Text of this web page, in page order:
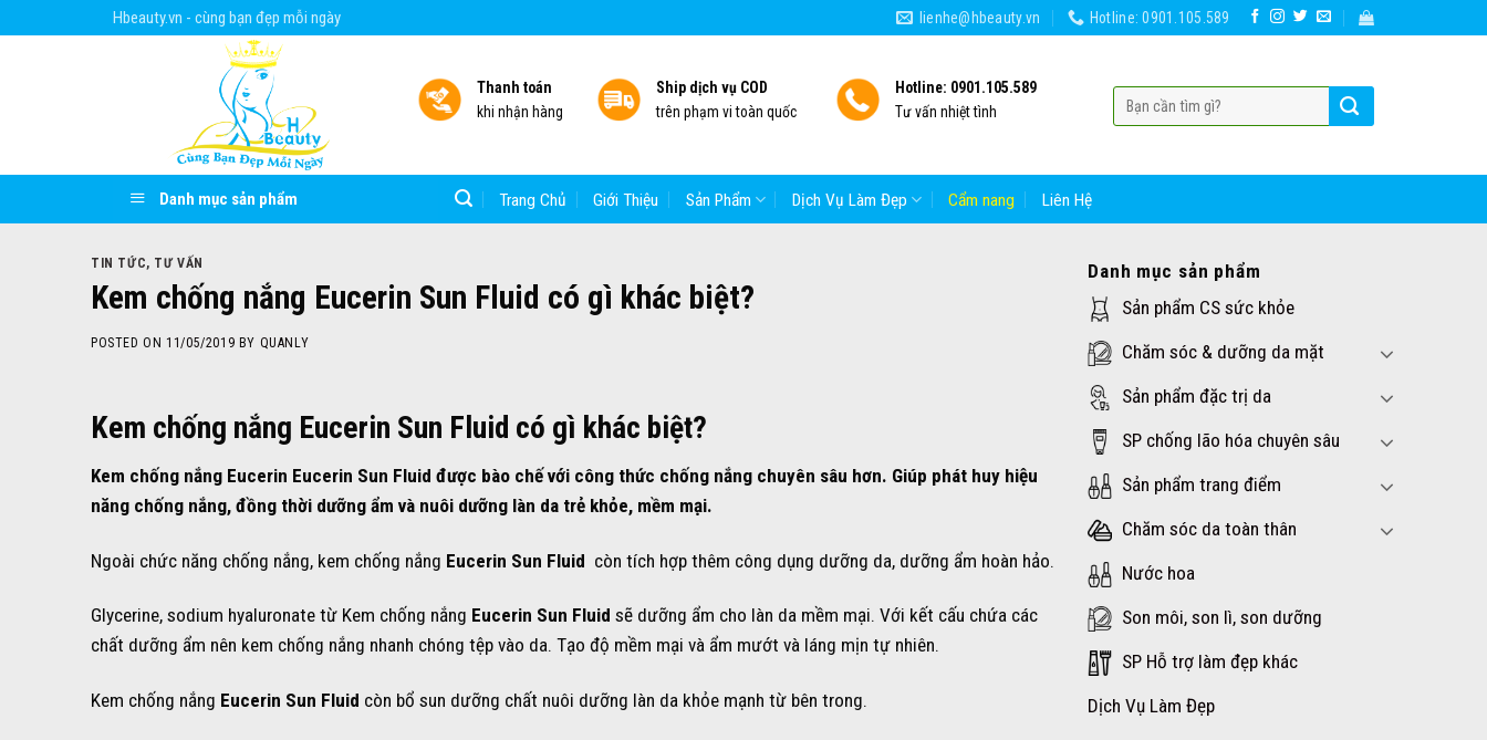
Hbeauty.vn - cùng bạn đẹp mỗi ngày lienhe@hbeauty.vn Hotline: 0901.105.589
Thanh toán
khi nhận hàng
Ship dịch vụ COD
trên phạm vi toàn quốc
Hotline: 0901.105.589
Tư vấn nhiệt tình
Danh mục sản phẩm Trang Chủ Giới Thiệu Sản Phẩm Dịch Vụ Làm Đẹp Cẩm nang Liên Hệ
TIN TỨC, TƯ VẤN
Kem chống nắng Eucerin Sun Fluid có gì khác biệt?
POSTED ON 11/05/2019 BY QUANLY
Kem chống nắng Eucerin Sun Fluid có gì khác biệt?
Kem chống nắng Eucerin Eucerin Sun Fluid được bào chế với công thức chống nắng chuyên sâu hơn. Giúp phát huy hiệu
năng chống nắng, đồng thời dưỡng ẩm và nuôi dưỡng làn da trẻ khỏe, mềm mại.
Ngoài chức năng chống nắng, kem chống nắng Eucerin Sun Fluid còn tích hợp thêm công dụng dưỡng da, dưỡng ẩm hoàn hảo.
Glycerine, sodium hyaluronate từ Kem chống nắng Eucerin Sun Fluid sẽ dưỡng ẩm cho làn da mềm mại. Với kết cấu chứa các
chất dưỡng ẩm nên kem chống nắng nhanh chóng tệp vào da. Tạo độ mềm mại và ẩm mướt và láng mịn tự nhiên.
Kem chống nắng Eucerin Sun Fluid còn bổ sun dưỡng chất nuôi dưỡng làn da khỏe mạnh từ bên trong.
Danh mục sản phẩm
Sản phẩm CS sức khỏe
Chăm sóc & dưỡng da mặt
Sản phẩm đặc trị da
SP chống lão hóa chuyên sâu
Sản phẩm trang điểm
Chăm sóc da toàn thân
Nước hoa
Son môi, son lì, son dưỡng
SP Hỗ trợ làm đẹp khác
Dịch Vụ Làm Đẹp